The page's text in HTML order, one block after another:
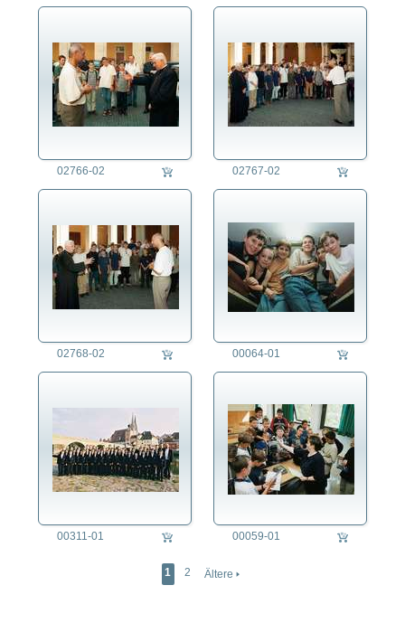
02766-02 02767-02
02768-02 00064-01
00311-01 00059-01
1 2 Ältere 🢒